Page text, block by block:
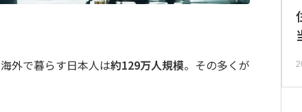
外で暮らす日本人は約129万人規模。その多くが